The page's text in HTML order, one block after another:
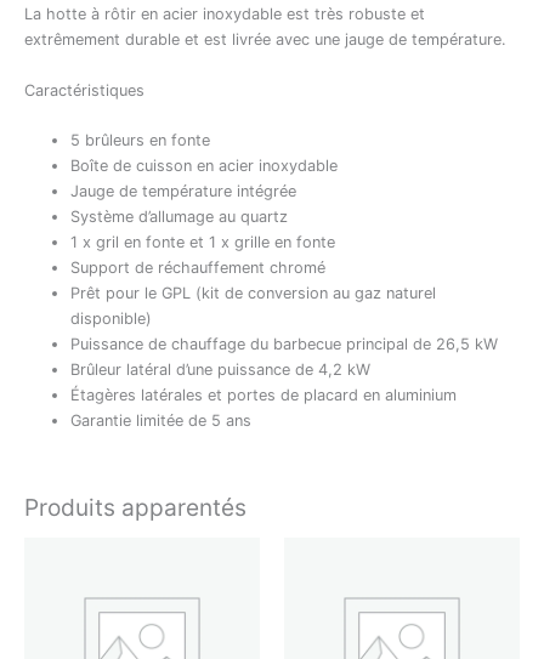
La hotte à rôtir en acier inoxydable est très robuste et
extrêmement durable et est livrée avec une jauge de température.
Caractéristiques
5 brûleurs en fonte
Boîte de cuisson en acier inoxydable
Jauge de température intégrée
Système d’allumage au quartz
1 x gril en fonte et 1 x grille en fonte
Support de réchauffement chromé
Prêt pour le GPL (kit de conversion au gaz naturel
disponible)
Puissance de chauffage du barbecue principal de 26,5 kW
Brûleur latéral d’une puissance de 4,2 kW
Étagères latérales et portes de placard en aluminium
Garantie limitée de 5 ans
Produits apparentés